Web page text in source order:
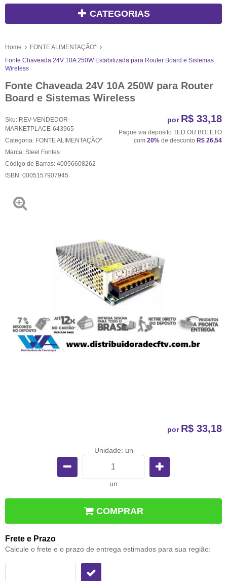
CATEGORIAS
Home
FONTE ALIMENTAÇÃO*
Fonte Chaveada 24V 10A 250W Estabilizada para Router Board e Sistemas
Wireless
Fonte Chaveada 24V 10A 250W para Router
Board e Sistemas Wireless
Sku: REV-VENDEDOR-
MARKETPLACE-643965
Categoria: FONTE ALIMENTAÇÃO*
Marca: Steel Fontes
Código de Barras: 40056608262
ISBN: 0005157907945
por R$ 33,18
Pague via deposito TED OU BOLETO
com 20% de desconto R$ 26,54
por R$ 33,18
Unidade: un
un
COMPRAR
Frete e Prazo
Calcule o frete e o prazo de entrega estimados para sua região: